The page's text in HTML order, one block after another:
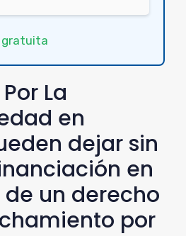
gratuita
La
en
dejar sin
en
un derecho
por